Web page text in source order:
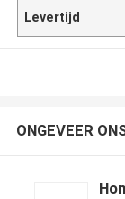
Levertijd
ONGEVEER